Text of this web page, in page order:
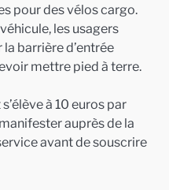
pour des vélos cargo.
les usagers
barrière d’entrée
mettre pied à terre.
à 10 euros par
auprès de la
avant de souscrire